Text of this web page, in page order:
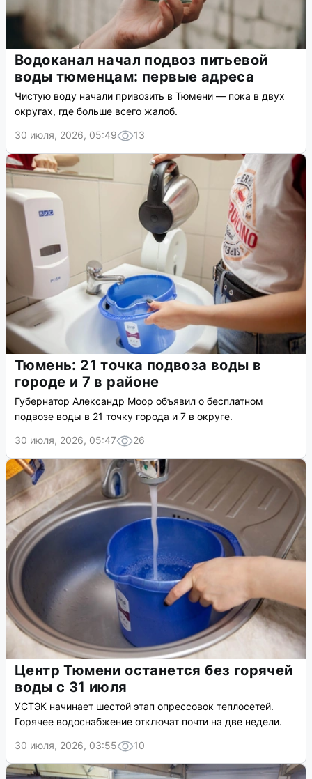
Водоканал начал подвоз питьевой
воды тюменцам: первые адреса
Чистую воду начали привозить в Тюмени — пока в двух
округах, где больше всего жалоб.
30 июля, 2026, 05:49
13
Тюмень: 21 точка подвоза воды в
городе и 7 в районе
Губернатор Александр Моор объявил о бесплатном
подвозе воды в 21 точку города и 7 в округе.
30 июля, 2026, 05:47
26
Центр Тюмени останется без горячей
воды с 31 июля
УСТЭК начинает шестой этап опрессовок теплосетей.
Горячее водоснабжение отключат почти на две недели.
30 июля, 2026, 03:55
10